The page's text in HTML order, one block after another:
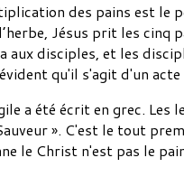
des pains est le
Jésus prit les
disciples, et les
qu'il s'agit d'un acte
a été écrit en grec.
». C'est le tout
le Christ n'est pas le